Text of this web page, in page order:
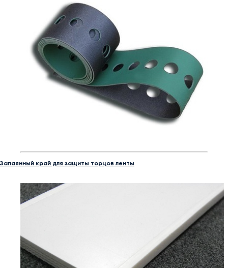
Запаянный край для защиты торцов ленты